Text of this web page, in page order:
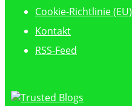
Cookie-Richtlinie (EU)
Kontakt
RSS-Feed